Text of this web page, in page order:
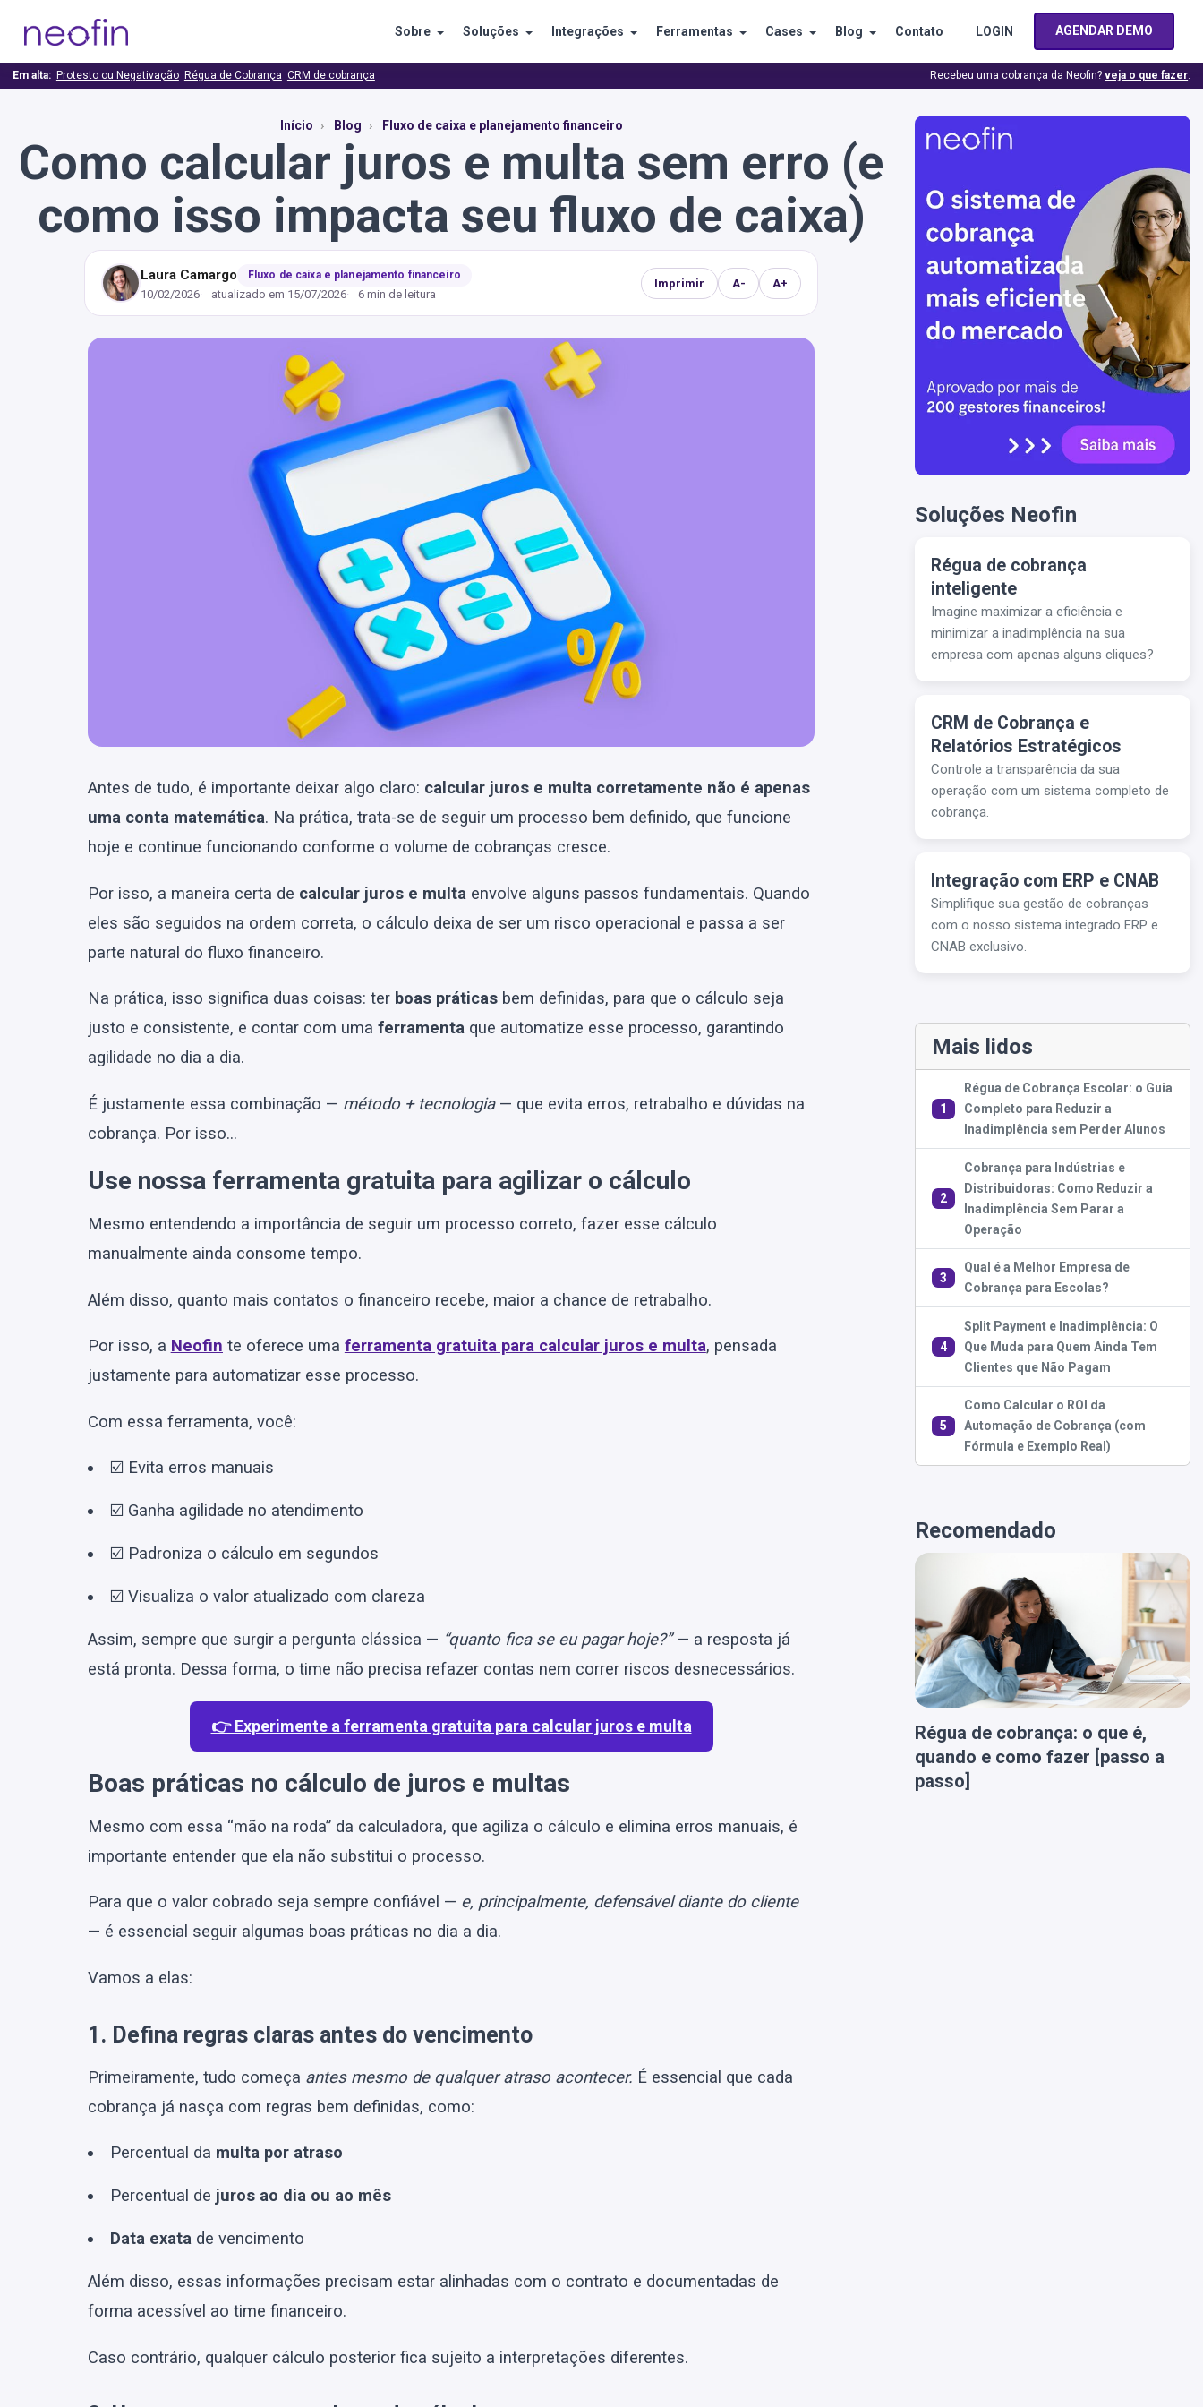
Sobre Soluções Integrações Ferramentas Cases Blog Contato LOGIN AGENDAR DEMO
Em alta: Protesto ou Negativação Régua de Cobrança CRM de cobrança Recebeu uma cobrança da Neofin?veja o que fazer.
Início Blog Fluxo de caixa e planejamento financeiro
Como calcular juros e multa sem erro (e
como isso impacta seu fluxo de caixa)
Laura Camargo Fluxo de caixa e planejamento financeiro
10/02/2026 atualizado em 15/07/2026 6 min de leitura
Imprimir A- A+
Antes de tudo, é importante deixar algo claro: calcular juros e multa corretamente não é apenas
uma conta matemática. Na prática, trata-se de seguir um processo bem definido, que funcione
hoje e continue funcionando conforme o volume de cobranças cresce.
Por isso, a maneira certa de calcular juros e multaenvolve alguns passos fundamentais. Quando
eles são seguidos na ordem correta, o cálculo deixa de ser um risco operacional e passa a ser
parte natural do fluxo financeiro.
Na prática, isso significa duas coisas: ter boas práticasbem definidas, para que o cálculo seja
justo e consistente, e contar com uma ferramentaque automatize esse processo, garantindo
agilidade no dia a dia.
É justamente essa combinação — método + tecnologia— que evita erros, retrabalho e dúvidas na
cobrança. Por isso…
Use nossa ferramenta gratuita para agilizar o cálculo
Mesmo entendendo a importância de seguir um processo correto, fazer esse cálculo
manualmente ainda consome tempo.
Além disso, quanto mais contatos o financeiro recebe, maior a chance de retrabalho.
Por isso, a Neofin te oferece uma ferramenta gratuita para calcular juros e multa, pensada
justamente para automatizar esse processo.
Com essa ferramenta, você:
☑️ Evita erros manuais
☑️ Ganha agilidade no atendimento
☑️ Padroniza o cálculo em segundos
☑️ Visualiza o valor atualizado com clareza
Assim, sempre que surgir a pergunta clássica — “quanto fica se eu pagar hoje?”— a resposta já
está pronta. Dessa forma, o time não precisa refazer contas nem correr riscos desnecessários.
👉 Experimente a ferramenta gratuita para calcular juros e multa
Boas práticas no cálculo de juros e multas
Mesmo com essa “mão na roda” da calculadora, que agiliza o cálculo e elimina erros manuais, é
importante entender que ela não substitui o processo.
Para que o valor cobrado seja sempre confiável — e, principalmente, defensável diante do cliente
— é essencial seguir algumas boas práticas no dia a dia.
Vamos a elas:
1. Defina regras claras antes do vencimento
Primeiramente, tudo começa antes mesmo de qualquer atraso acontecer. É essencial que cada
cobrança já nasça com regras bem definidas, como:
Percentual da multa por atraso
Percentual de juros ao dia ou ao mês
Data exata de vencimento
Além disso, essas informações precisam estar alinhadas com o contrato e documentadas de
forma acessível ao time financeiro.
Caso contrário, qualquer cálculo posterior fica sujeito a interpretações diferentes.
Soluções Neofin
Régua de cobrança
inteligente
Imagine maximizar a eficiência e
minimizar a inadimplência na sua
empresa com apenas alguns cliques?
CRM de Cobrança e
Relatórios Estratégicos
Controle a transparência da sua
operação com um sistema completo de
cobrança.
Integração com ERP e CNAB
Simplifique sua gestão de cobranças
com o nosso sistema integrado ERP e
CNAB exclusivo.
Mais lidos
1
Régua de Cobrança Escolar: o Guia
Completo para Reduzir a
Inadimplência sem Perder Alunos
2
Cobrança para Indústrias e
Distribuidoras: Como Reduzir a
Inadimplência Sem Parar a
Operação
3
Qual é a Melhor Empresa de
Cobrança para Escolas?
4
Split Payment e Inadimplência: O
Que Muda para Quem Ainda Tem
Clientes que Não Pagam
5
Como Calcular o ROI da
Automação de Cobrança (com
Fórmula e Exemplo Real)
Recomendado
Régua de cobrança: o que é,
quando e como fazer [passo a
passo]